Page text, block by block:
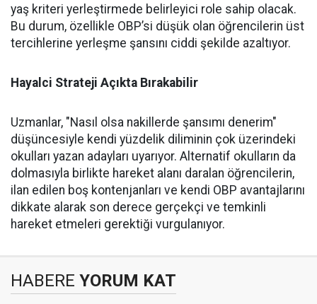
yaş kriteri yerleştirmede belirleyici role sahip olacak.
Bu durum, özellikle OBP’si düşük olan öğrencilerin üst
tercihlerine yerleşme şansını ciddi şekilde azaltıyor.
Hayalci Strateji Açıkta Bırakabilir
Uzmanlar, "Nasıl olsa nakillerde şansımı denerim"
düşüncesiyle kendi yüzdelik diliminin çok üzerindeki
okulları yazan adayları uyarıyor. Alternatif okulların da
dolmasıyla birlikte hareket alanı daralan öğrencilerin,
ilan edilen boş kontenjanları ve kendi OBP avantajlarını
dikkate alarak son derece gerçekçi ve temkinli
hareket etmeleri gerektiği vurgulanıyor.
HABERE YORUM KAT